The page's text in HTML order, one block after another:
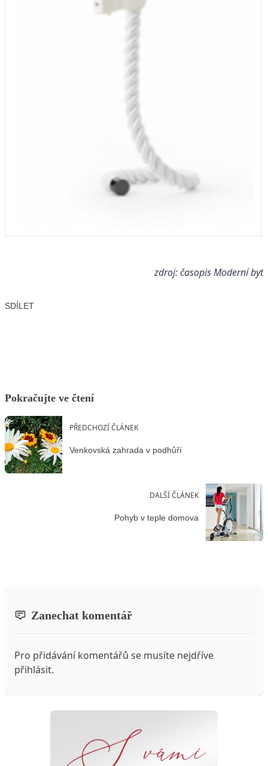
zdroj: časopis Moderní byt
SDÍLET
Pokračujte ve čtení
PŘEDCHOZÍ ČLÁNEK
Venkovská zahrada v podhůří
DALŠÍ ČLÁNEK
Pohyb v teple domova
Zanechat komentář
Pro přidávání komentářů se musíte nejdříve
přihlásit.